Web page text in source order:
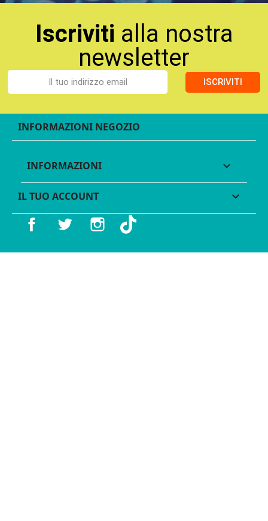
Iscriviti alla nostra
newsletter
ISCRIVITI
INFORMAZIONI NEGOZIO
INFORMAZIONI 
IL TUO ACCOUNT 
Facebook Twitter Instagram